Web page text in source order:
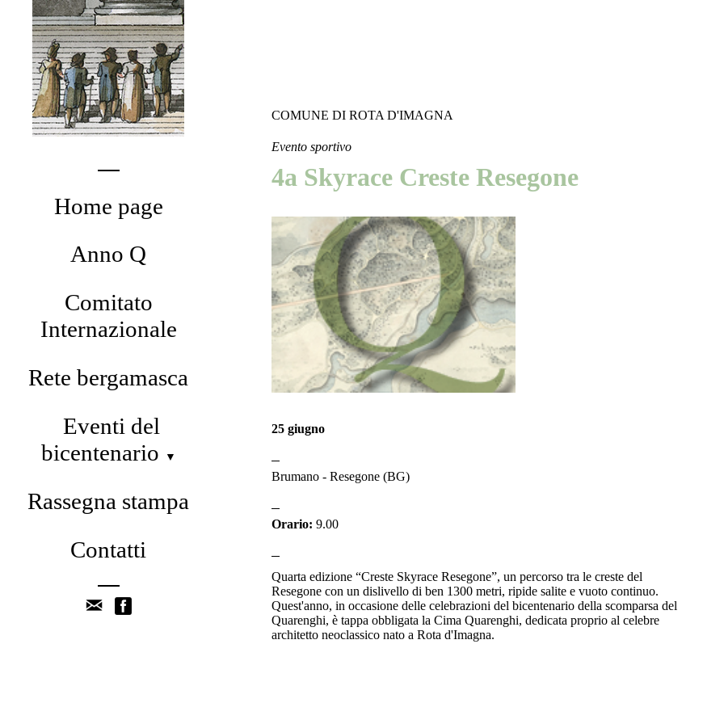
Home page
Anno Q
Comitato
Internazionale
Rete bergamasca
Eventi del
bicentenario
▼
Rassegna stampa
Contatti
COMUNE DI ROTA D'IMAGNA
Evento sportivo
4a Skyrace Creste Resegone
25 giugno
Brumano - Resegone (BG)
Orario: 9.00
Quarta edizione “Creste Skyrace Resegone”, un percorso tra le creste del
Resegone con un dislivello di ben 1300 metri, ripide salite e vuoto continuo.
Quest'anno, in occasione delle celebrazioni del bicentenario della scomparsa del
Quarenghi, è tappa obbligata la Cima Quarenghi, dedicata proprio al celebre
architetto neoclassico nato a Rota d'Imagna.